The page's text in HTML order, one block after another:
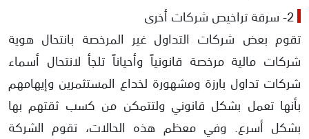
2- سرقة تراخيص شركات أخرى
تقوم بعض شركات التداول غير المرخصة بانتحال هوية
شركات مالية مرخصة قانونياً وأحياناً تلجأ لانتحال أسماء
شركات تداول بارزة ومشهورة لخداع المستثمرين وإيهامهم
بأنها تعمل بشكل قانوني ولتتمكن من كسب ثقتهم بها
بشكل أسرع. وفي معظم هذه الحالات، تقوم الشركة